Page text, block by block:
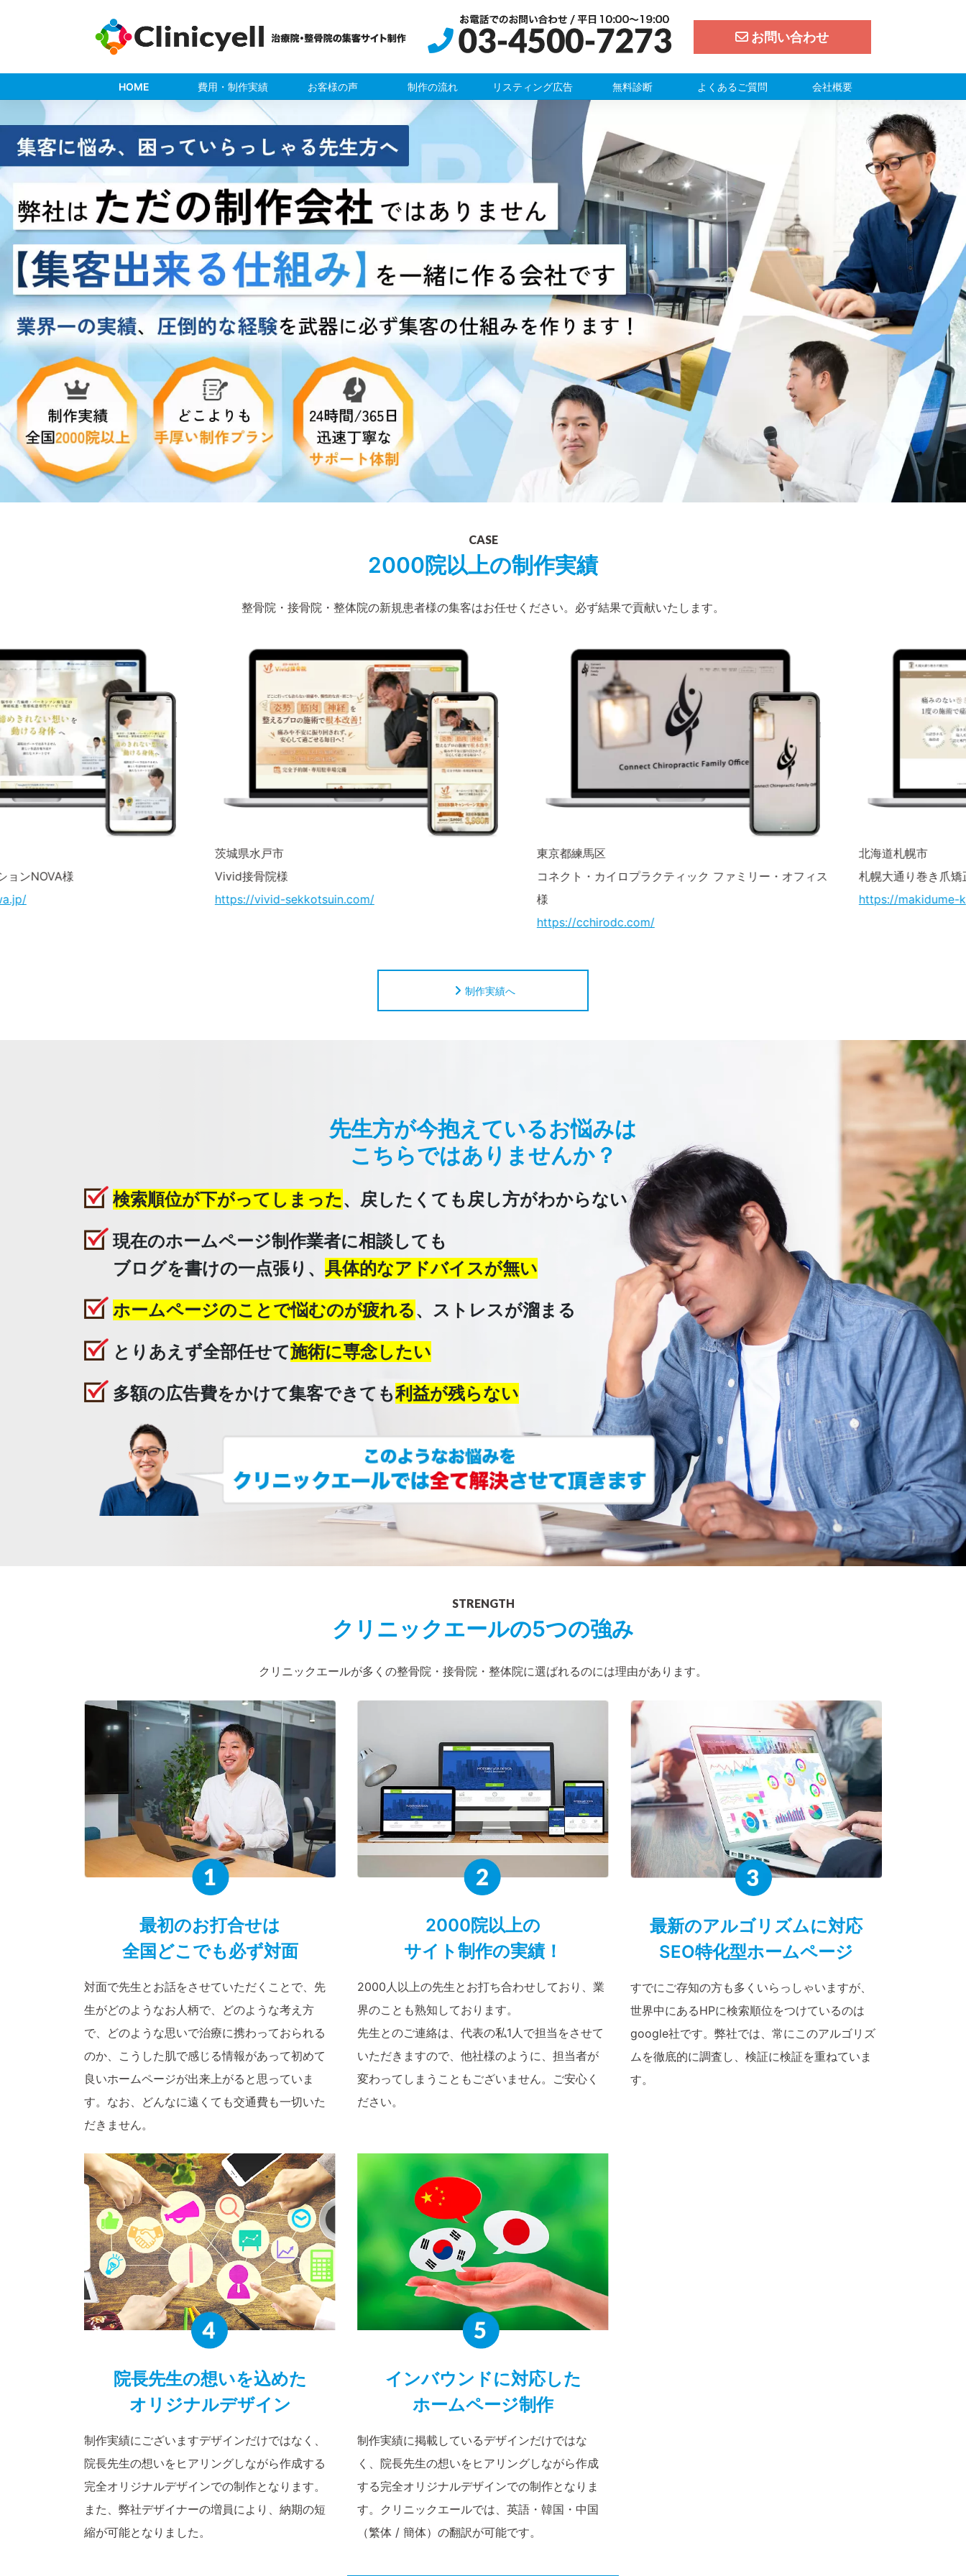
お問い合わせ
HOME 費用・制作実績 お客様の声 制作の流れ リスティング広告 無料診断 よくあるご質問 会社概要
CASE
2000院以上の制作実績
整骨院・接骨院・整体院の新規患者様の集客はお任せください。 必ず結果で貢献いたします。
Vivid接骨院様
https://vivid-sekkotsuin.com/
コネクト・カイロプラクティック ファミリー・オフィス
札幌大通り巻き爪矯正院様
https://makidume-kyousei.com/
制作実績へ
先生方が今抱えているお悩みは
こちらではありませんか？
検索順位が下がってしまった、 戻したくても戻し方がわからない
現在のホームページ制作業者に相談しても
ブログを書けの一点張り、具体的なアドバイスが無い
ホームページのことで悩むのが疲れる、 ストレスが溜まる
とりあえず全部任せて施術に専念したい
多額の広告費をかけて集客できても利益が残らない
STRENGTH
クリニックエールの5つの強み
クリニックエールが多くの整骨院・接骨院・整体院に選ばれるのには理由があります。
最初のお打合せは
全国どこでも必ず対面
対面で先生とお話をさせていただくことで、先
生がどのようなお人柄で、どのような考え方
で、どのような思いで治療に携わっておられる
のか、こうした肌で感じる情報があって初めて
良いホームページが出来上がると思っていま
す。なお、どんなに遠くても交通費も一切いた
だきません。
2000院以上の
サイト制作の実績！
2000人以上の先生とお打ち合わせしており、業
界のことも熟知しております。
先生とのご連絡は、代表の私1人で担当をさせて
いただきますので、他社様のように、担当者が
変わってしまうこともございません。ご安心く
ださい。
最新のアルゴリズムに対応
SEO特化型ホームページ
すでにご存知の方も多くいらっしゃいますが、
世界中にあるHPに検索順位をつけているのは
google社です。弊社では、常にこのアルゴリズ
ムを徹底的に調査し、検証に検証を重ねていま
す。
院長先生の想いを込めた
オリジナルデザイン
制作実績にございますデザインだけではなく、
院長先生の想いをヒアリングしながら作成する
完全オリジナルデザインでの制作となります。
また、弊社デザイナーの増員により、納期の短
縮が可能となりました。
インバウンドに対応した
ホームページ制作
制作実績に掲載しているデザインだけではな
く、院長先生の想いをヒアリングしながら作成
する完全オリジナルデザインでの制作となりま
す。クリニックエールでは、英語・韓国・中国
（繁体 / 簡体）の翻訳が可能です。